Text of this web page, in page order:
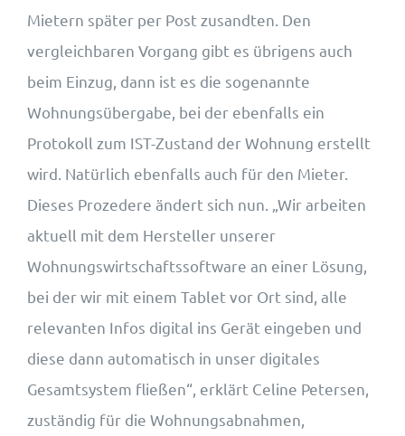
Mietern später per Post zusandten. Den
vergleichbaren Vorgang gibt es übrigens auch
beim Einzug, dann ist es die sogenannte
Wohnungsübergabe, bei der ebenfalls ein
Protokoll zum IST-Zustand der Wohnung erstellt
wird. Natürlich ebenfalls auch für den Mieter.
Dieses Prozedere ändert sich nun. „Wir arbeiten
aktuell mit dem Hersteller unserer
Wohnungswirtschaftssoftware an einer Lösung,
bei der wir mit einem Tablet vor Ort sind, alle
relevanten Infos digital ins Gerät eingeben und
diese dann automatisch in unser digitales
Gesamtsystem fließen“, erklärt Celine Petersen,
zuständig für die Wohnungsabnahmen,